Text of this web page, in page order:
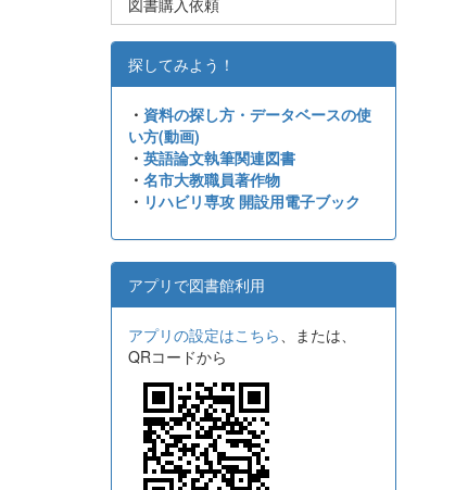
図書購入依頼
探してみよう！
・ 資料の探し方・データベースの使
い方(動画)
・ 英語論文執筆関連図書
・ 名市大教職員著作物
・ リハビリ専攻 開設用電子ブック
アプリで図書館利用
アプリの設定はこちら、または、
QRコードから